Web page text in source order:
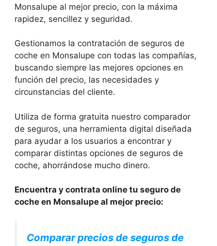
Monsalupe al mejor precio, con la máxima
rapidez, sencillez y seguridad.
Gestionamos la contratación de seguros de
coche en Monsalupe con todas las compañías,
buscando siempre las mejores opciones en
función del precio, las necesidades y
circunstancias del cliente.
Utiliza de forma gratuita nuestro comparador
de seguros, una herramienta digital diseñada
para ayudar a los usuarios a encontrar y
comparar distintas opciones de seguros de
coche, ahorrándose mucho dinero.
Encuentra y contrata online tu seguro de
coche en Monsalupe al mejor precio:
Comparar precios de seguros de